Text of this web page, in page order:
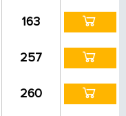
163
257
260